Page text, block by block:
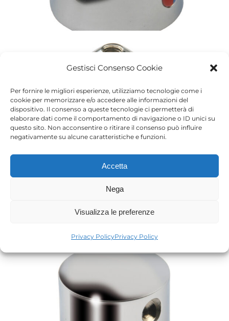
Gestisci Consenso Cookie
Per fornire le migliori esperienze, utilizziamo tecnologie come i
cookie per memorizzare e/o accedere alle informazioni del
dispositivo. Il consenso a queste tecnologie ci permetterà di
elaborare dati come il comportamento di navigazione o ID unici su
questo sito. Non acconsentire o ritirare il consenso può influire
negativamente su alcune caratteristiche e funzioni.
Accetta
Nega
Visualizza le preferenze
Privacy PolicyPrivacy Policy